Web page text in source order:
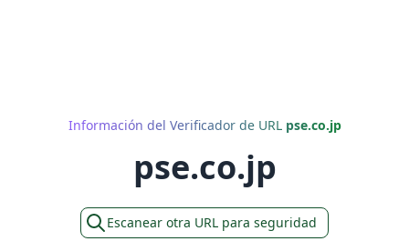
Información del Verificador de URL pse.co.jp
pse.co.jp
Escanear otra URL para seguridad